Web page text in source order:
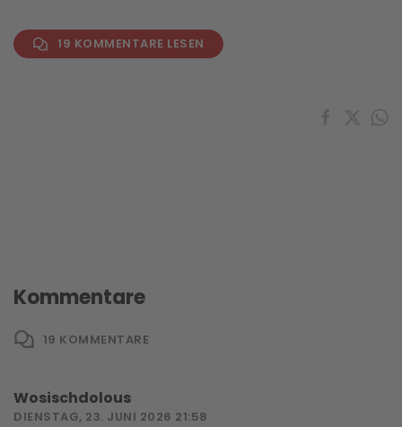
19 KOMMENTARE LESEN
Kommentare
19 KOMMENTARE
Wosischdolous
DIENSTAG, 23. JUNI 2026 21:58